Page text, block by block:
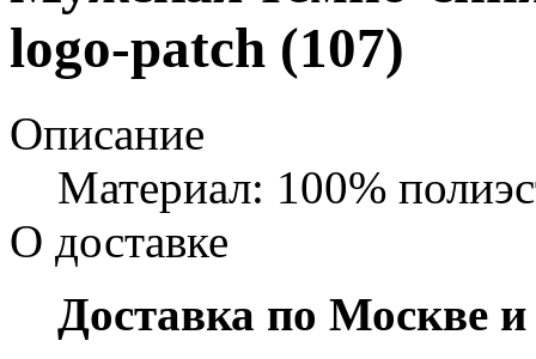
logo-patch (107)
Описание
Материал: 100%
О доставке
Доставка по Москве